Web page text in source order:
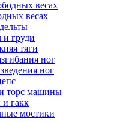
весах
груди
тяги
ног
ног
торс машины
гакк
мостики